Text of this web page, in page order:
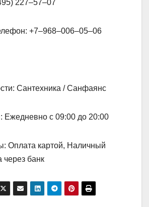
227‒57‒07
+7‒968‒006‒05‒06
Сантехника / Санфаянс
Ежедневно с 09:00 до 20:00
Оплата картой, Наличный
через банк